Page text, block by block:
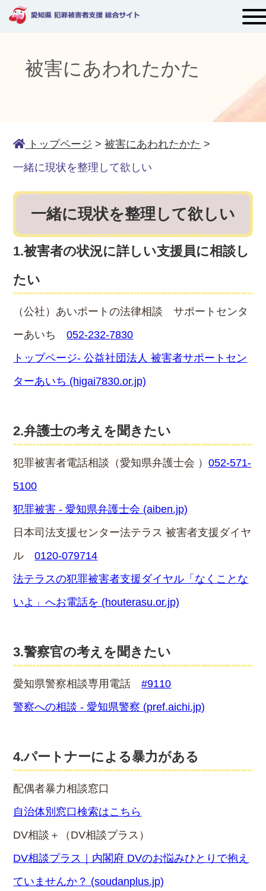
被害にあわれたかた
トップページ >被害にあわれたかた >
一緒に現状を整理して欲しい
一緒に現状を整理して欲しい
1.被害者の状況に詳しい支援員に相談し
たい
（公社）あいポートの法律相談 サポートセンタ
ーあいち052-232-7830
トップページ- 公益社団法人 被害者サポートセン
ターあいち (higai7830.or.jp)
2.弁護士の考えを聞きたい
犯罪被害者電話相談（愛知県弁護士会 ）052-571-
5100
犯罪被害 - 愛知県弁護士会 (aiben.jp)
日本司法支援センター法テラス 被害者支援ダイヤ
ル0120-079714
法テラスの犯罪被害者支援ダイヤル「なくことな
いよ」へお電話を (houterasu.or.jp)
3.警察官の考えを聞きたい
愛知県警察相談専用電話#9110
警察への相談 - 愛知県警察 (pref.aichi.jp)
4.パートナーによる暴力がある
配偶者暴力相談窓口
自治体別窓口検索はこちら
DV相談＋（DV相談プラス）
DV相談プラス｜内閣府 DVのお悩みひとりで抱え
ていませんか？ (soudanplus.jp)